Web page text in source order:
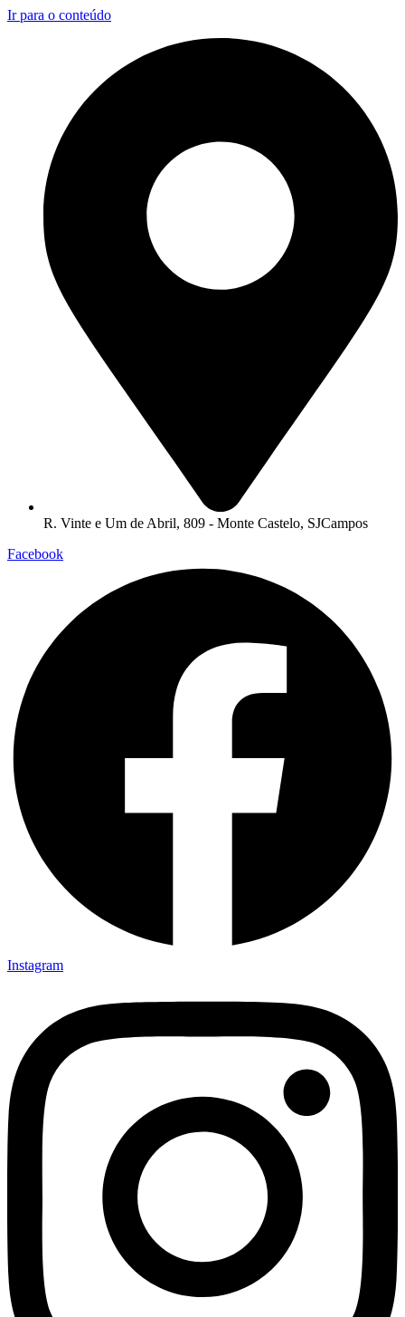
Ir para o conteúdo
R. Vinte e Um de Abril, 809 - Monte Castelo, SJCampos
Facebook
Instagram